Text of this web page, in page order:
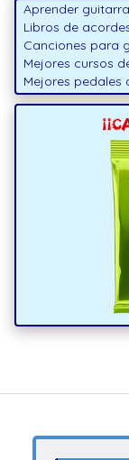
Aprender
Libros de
Canciones para
Mejores cursos
Mejores pedales